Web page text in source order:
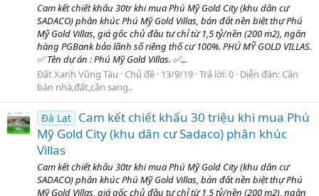
Cam kết chiết khấu 30tr khi mua Phú Mỹ Gold City (khu dân cư
SADACO) phân khúc Phú Mỹ Gold Villas, bán đất nền biệt thự Phú
Mỹ Gold Villas, giá gốc chủ đầu tư chỉ từ 1,5 tỷ/nền (200 m2), ngân
hàng PGBank bảo lãnh sổ riêng thổ cư 100%. PHÚ MỸ GOLD VILLAS.
✅ Tên dự án : Phú Mỹ Gold Villas. ✅...
Đất Xanh Vũng Tàu
Chủ đề 13/9/19 Trả lời: 0 Diễn đàn: Cần
bán nhà,đất,cần sang..
Đà Lạt Cam kết chiết khấu 30 triệu khi mua Phú
Mỹ Gold City (khu dân cư Sadaco) phân khúc
Villas
Cam kết chiết khấu 30tr khi mua Phú Mỹ Gold City (khu dân cư
SADACO) phân khúc Phú Mỹ Gold Villas, bán đất nền biệt thự Phú
Mỹ Gold Villas, giá gốc chủ đầu tư chỉ từ 1,5 tỷ/nền (200 m2), ngân